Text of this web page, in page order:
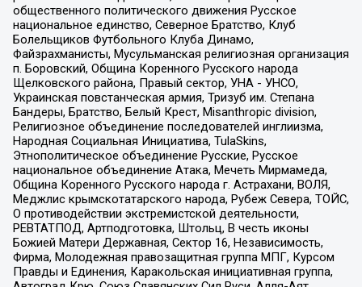
общественного политического движения Русское
национальное единство, Северное Братство, Клуб
Болельщиков Футбольного Клуба Динамо,
Файзрахманисты, Мусульманская религиозная организация
п. Боровский, Община Коренного Русского народа
Щелковского района, Правый сектор, УНА - УНСО,
Украинская повстанческая армия, Тризуб им. Степана
Бандеры, Братство, Белый Крест, Misanthropic division,
Религиозное объединение последователей инглиизма,
Народная Социальная Инициатива, TulaSkins,
Этнополитическое объединение Русские, Русское
национальное объединение Атака, Мечеть Мирмамеда,
Община Коренного Русского народа г. Астрахани, ВОЛЯ,
Меджлис крымскотатарского народа, Рубеж Севера, ТОЙС,
О противодействии экстремистской деятельности,
РЕВТАТПОД, Артподготовка, Штольц, В честь иконы
Божией Матери Державная, Сектор 16, Независимость,
Фирма, Молодежная правозащитная группа МПГ, Курсом
Правды и Единения, Каракольская инициативная группа,